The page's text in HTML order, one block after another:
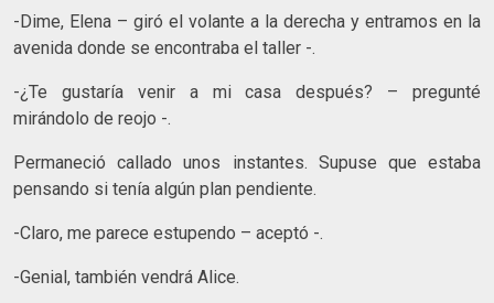
-Dime, Elena – giró el volante a la derecha y entramos en la
avenida donde se encontraba el taller -.
-¿Te gustaría venir a mi casa después? – pregunté
mirándolo de reojo -.
Permaneció callado unos instantes. Supuse que estaba
pensando si tenía algún plan pendiente.
-Claro, me parece estupendo – aceptó -.
-Genial, también vendrá Alice.